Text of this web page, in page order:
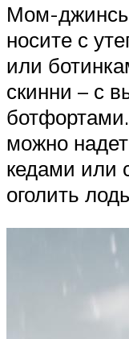
Мом-
носите с
или
скинни – с
можно
кедами или
оголить